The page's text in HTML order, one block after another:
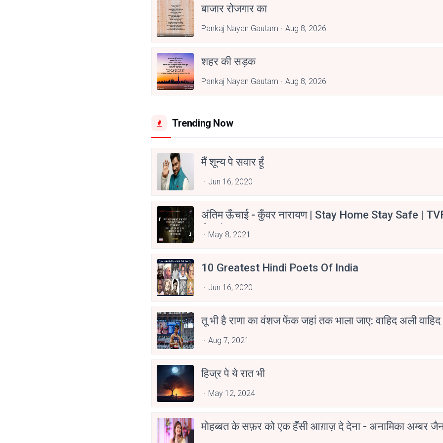
बाजार रोजगार का
Pankaj Nayan Gautam Aug 8, 2026
शहर की सड़क
Pankaj Nayan Gautam Aug 8, 2026
Trending Now
मैं शून्य पे सवार हूँ
Jun 16, 2020
अंतिम ऊँचाई - कुँवर नारायण | Stay Home Stay Safe |
Aspirants
May 8, 2021
10 Greatest Hindi Poets Of India
Jun 16, 2020
तू भी है राणा का वंशज फेंक जहां तक भाला जाए: वाहिद अली वाहिद
Aug 7, 2021
हिज्र पे ये रात भी
May 12, 2024
मोहब्बत के सफ़र को एक हँसी आग़ाज़ दे देना - अनामिका अम्बर